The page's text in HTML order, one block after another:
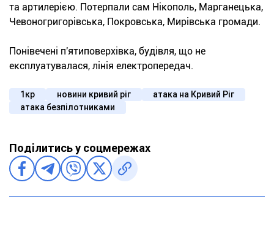
та артилерією. Потерпали сам Нікополь, Марганецька,
Чевоногригорівська, Покровська, Мирівська громади.
Понівечені п'ятиповерхівка, будівля, що не
експлуатувалася, лінія електропередач.
1кр новини кривий ріг
атака на Кривий Ріг
атака безпілотниками
Поділитись у соцмережах